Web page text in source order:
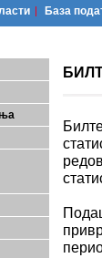
Базa